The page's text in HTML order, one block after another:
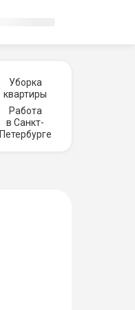
Уборка
квартиры
Работа
в Санкт-
Петербурге